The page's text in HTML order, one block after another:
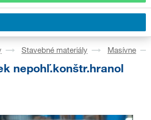
Stavebné materiály Masívne
nepohľ.konštr.hranol